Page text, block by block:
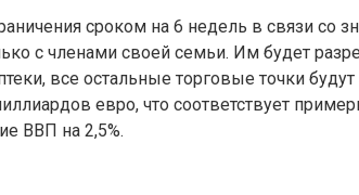
сроком на 6 недель в связи со
с членами своей семьи. Им будет
все остальные торговые точки
евро, что соответствует
ВВП на 2,5%.